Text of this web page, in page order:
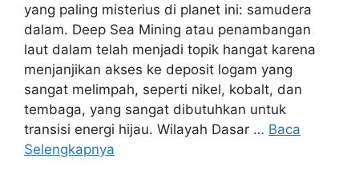
yang paling misterius di planet ini: samudera
dalam. Deep Sea Mining atau penambangan
laut dalam telah menjadi topik hangat karena
menjanjikan akses ke deposit logam yang
sangat melimpah, seperti nikel, kobalt, dan
tembaga, yang sangat dibutuhkan untuk
transisi energi hijau. Wilayah Dasar … Baca
Selengkapnya